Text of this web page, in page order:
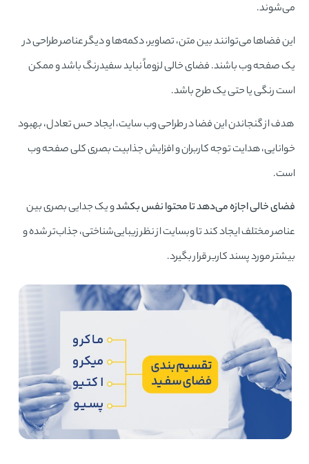
می‌شوند.
این فضاها می‌توانند بین متن، تصاویر، دکمه‌ها و دیگر عناصر طراحی در
یک صفحه وب باشند. فضای خالی لزوماً نباید سفیدرنگ باشد و ممکن
است رنگی یا حتی یک طرح باشد.
هدف از گنجاندن این فضا در طراحی وب سایت، ایجاد حس تعادل، بهبود
خوانایی، هدایت توجه کاربران و افزایش جذابیت بصری کلی صفحه وب
است.
فضای خالی اجازه می‌دهد تا محتوا نفس بکشدو یک جدایی بصری بین
عناصر مختلف ایجاد کند تا وبسایت از نظر زیبایی‌شناختی، جذاب‌تر شده و
بیشتر مورد پسند کاربر قرار بگیرد.